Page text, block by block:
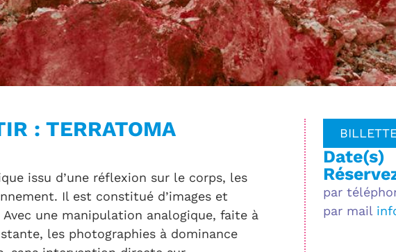
: TERRATOMA
issu d’une réflexion sur le corps, les
Il est constitué d’images et
une manipulation analogique, faite à
les photographies à dominance
Date(s)
par
par mail